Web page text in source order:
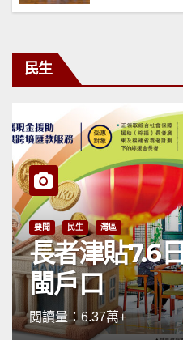
民生
要聞 民生 灣區
長者津貼7.6
閩戶口
閱讀量：6.37萬+